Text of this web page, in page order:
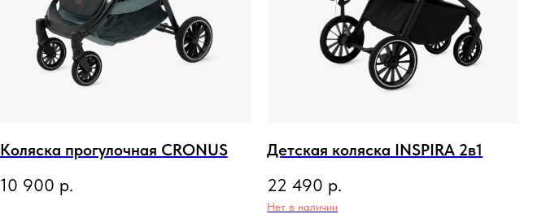
Коляска прогулочная CRONUS
10 900 р.
Детская коляска INSPIRA 2в1
22 490 р.
Нет в наличии